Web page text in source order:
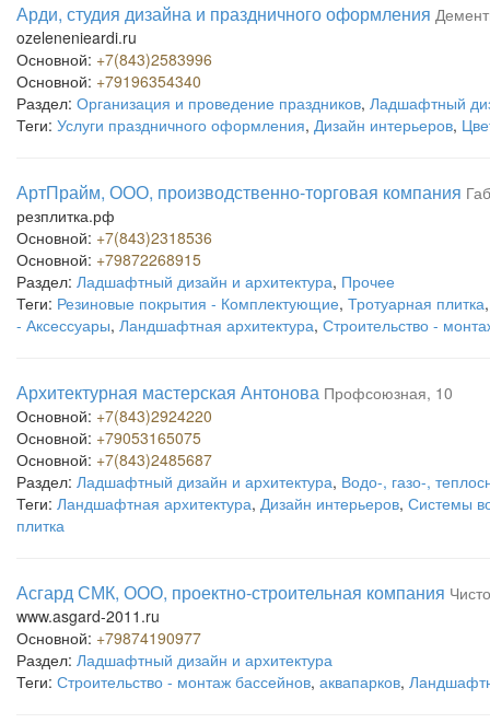
Арди, студия дизайна и праздничного оформления
ozelenenieardi.ru
Основной: +7(843)2583996
Основной: +79196354340
Раздел: Организация и проведение праздников, Ладшафтный
Теги: Услуги праздничного оформления, Дизайн интерьеров,
АртПрайм, ООО, производственно-торговая компания
резплитка.рф
Основной: +7(843)2318536
Основной: +79872268915
Раздел: Ладшафтный дизайн и архитектура, Прочее
Теги: Резиновые покрытия - Комплектующие, Тротуарная плитка
- Аксессуары, Ландшафтная архитектура, Строительство -
Архитектурная мастерская Антонова Профсоюзная, 10
Основной: +7(843)2924220
Основной: +79053165075
Основной: +7(843)2485687
Раздел: Ладшафтный дизайн и архитектура, Водо-, газо-,
Теги: Ландшафтная архитектура, Дизайн интерьеров, Системы
плитка
Асгард СМК, ООО, проектно-строительная компания
www.asgard-2011.ru
Основной: +79874190977
Раздел: Ладшафтный дизайн и архитектура
Теги: Строительство - монтаж бассейнов, аквапарков,